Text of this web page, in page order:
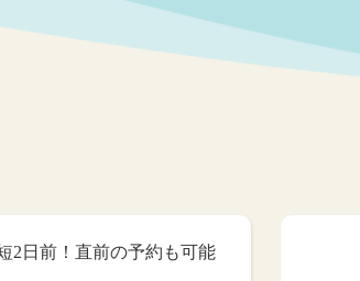
2日前！直前の予約も可能